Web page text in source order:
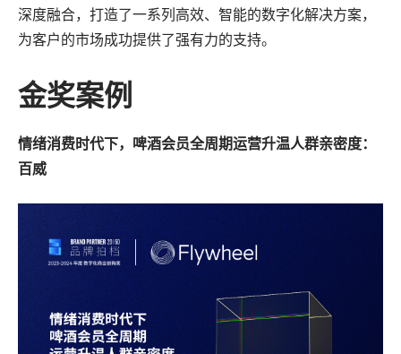
深度融合，打造了一系列高效、智能的数字化解决方案，
为客户的市场成功提供了强有力的支持。
金奖案例
情绪消费时代下，啤酒会员全周期运营升温人群亲密度：
百威